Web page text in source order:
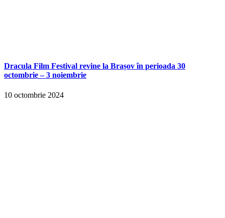
Dracula Film Festival revine la Brașov în perioada 30
octombrie – 3 noiembrie
10 octombrie 2024